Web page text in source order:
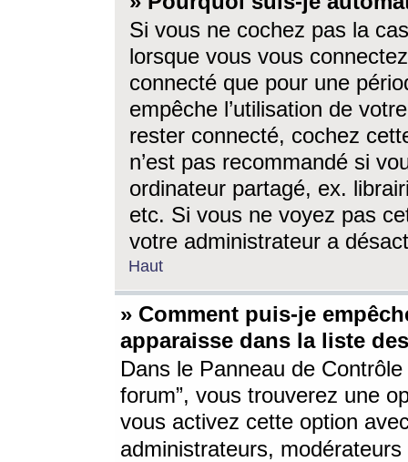
Si vous ne cochez pas la
lorsque vous vous
connecté que pour une
empêche l’utilisation de
rester connecté, cochez
n’est pas recommandé si
ordinateur partagé, ex.
etc. Si vous ne voyez pas
votre administrateur a
Haut
» Comment puis-je
apparaisse dans la liste
Dans le Panneau de
forum”, vous trouverez une
vous activez cette option
administrateurs,